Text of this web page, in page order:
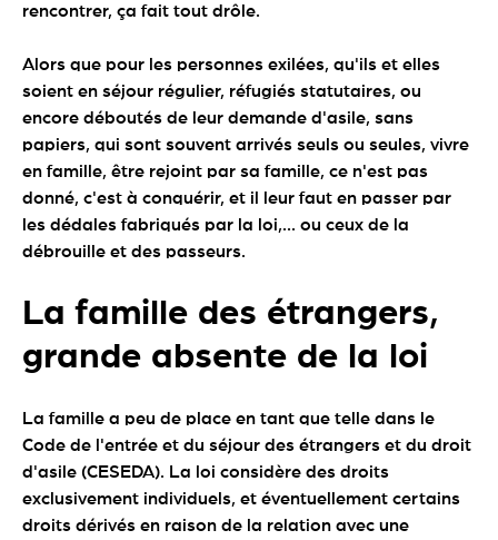
rencontrer, ça fait tout drôle.
Alors que pour les personnes exilées, qu'ils et elles
soient en séjour régulier, réfugiés statutaires, ou
encore déboutés de leur demande d'asile, sans
papiers, qui sont souvent arrivés seuls ou seules, vivre
en famille, être rejoint par sa famille, ce n'est pas
donné, c'est à conquérir, et il leur faut en passer par
les dédales fabriqués par la loi,... ou ceux de la
débrouille et des passeurs.
La famille des étrangers,
grande absente de la loi
La famille a peu de place en tant que telle dans le
Code de l'entrée et du séjour des étrangers et du droit
d'asile (CESEDA). La loi considère des droits
exclusivement individuels, et éventuellement certains
droits dérivés en raison de la relation avec une